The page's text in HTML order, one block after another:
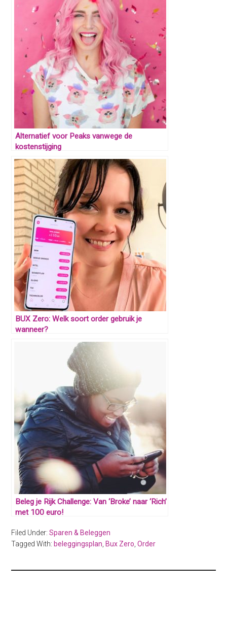
Alternatief voor Peaks vanwege de
kostenstijging
BUX Zero: Welk soort order gebruik je
wanneer?
Beleg je Rijk Challenge: Van ‘Broke’ naar ‘Rich’
met 100 euro!
Filed Under:Sparen & Beleggen
Tagged With: beleggingsplan Bux Zero ,Order